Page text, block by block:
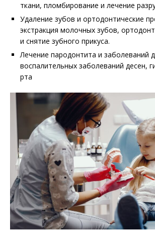
ткани, пломбирование и лечение
Удаление зубов и ортодонтические
экстракция молочных зубов,
и снятие зубного прикуса.
Лечение пародонтита и заболеваний
воспалительных заболеваний десен,
рта